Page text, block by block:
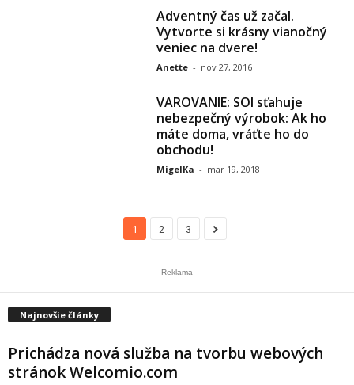
Adventný čas už začal.
Vytvorte si krásny vianočný
veniec na dvere!
Anette - nov 27, 2016
VAROVANIE: SOI sťahuje
nebezpečný výrobok: Ak ho
máte doma, vráťte ho do
obchodu!
MigelKa - mar 19, 2018
1 2 3
Reklama
Najnovšie články
Prichádza nová služba na tvorbu webových
stránok Welcomio.com